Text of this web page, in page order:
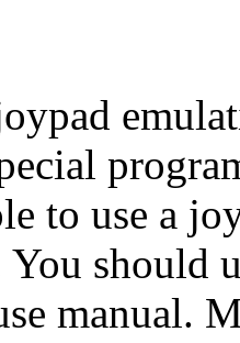
to use a
should
manual.